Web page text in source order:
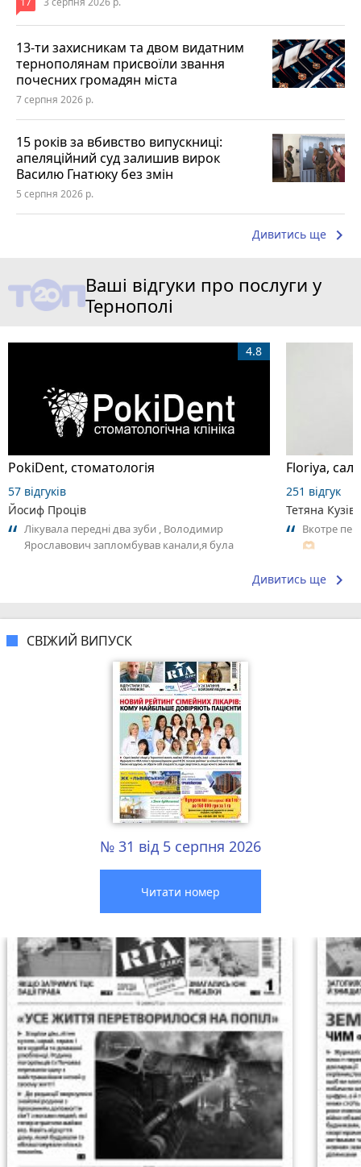
13-ти захисникам та двом видатним
тернополянам присвоїли звання
почесних громадян міста
7 серпня 2026 р.
15 років за вбивство випускниці:
апеляційний суд залишив вирок
Василю Гнатюку без змін
5 серпня 2026 р.
Дивитись ще keyboard_arrow_right
Ваші відгуки про послуги у
Тернополі
PokiDent, стоматологія
4.8
57 відгуків
Йосиф Проців
Лікувала передні два зуби , Володимир
Ярославович запломбував канали,я була
Floriya,
251 відгук
Тетяна Кузів
Вкотре
🫶🏻
Дивитись ще keyboard_arrow_right
СВІЖИЙ ВИПУСК
№ 31 від 5 серпня 2026
Читати номер